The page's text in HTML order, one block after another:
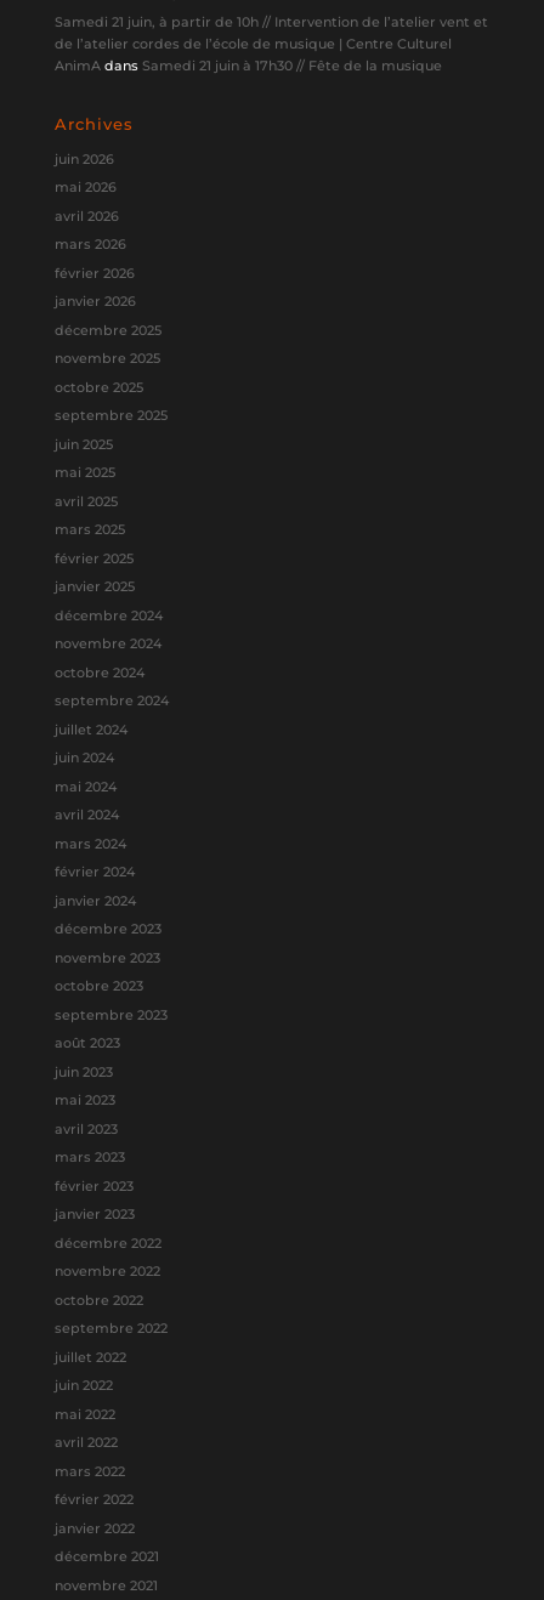
Samedi 21 juin, à partir de 10h // Intervention de l’atelier vent et
de l’atelier cordes de l’école de musique | Centre Culturel
AnimAdans Samedi 21 juin à 17h30 // Fête de la musique
Archives
juin 2026
mai 2026
avril 2026
mars 2026
février 2026
janvier 2026
décembre 2025
novembre 2025
octobre 2025
septembre 2025
juin 2025
mai 2025
avril 2025
mars 2025
février 2025
janvier 2025
décembre 2024
novembre 2024
octobre 2024
septembre 2024
juillet 2024
juin 2024
mai 2024
avril 2024
mars 2024
février 2024
janvier 2024
décembre 2023
novembre 2023
octobre 2023
septembre 2023
août 2023
juin 2023
mai 2023
avril 2023
mars 2023
février 2023
janvier 2023
décembre 2022
novembre 2022
octobre 2022
septembre 2022
juillet 2022
juin 2022
mai 2022
avril 2022
mars 2022
février 2022
janvier 2022
décembre 2021
novembre 2021